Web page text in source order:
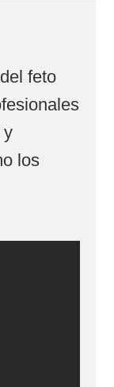
feto
y
los